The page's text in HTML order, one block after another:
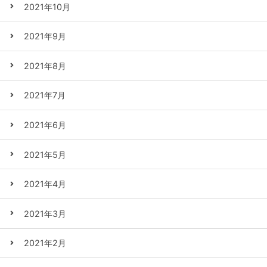
2021年10月
2021年9月
2021年8月
2021年7月
2021年6月
2021年5月
2021年4月
2021年3月
2021年2月